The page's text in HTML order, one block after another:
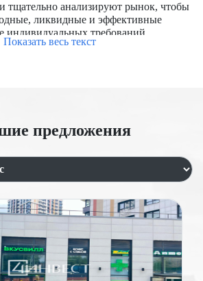
тщательно анализируют рынок, чтобы
ликвидные и эффективные
индивидуальных требований
и продать помещения для бизнеса и
помещений с
недвижимости в аренду является
Этот вид деятельности
так как не у каждого арендатора есть
приобрести помещение под бизнес. В
бизнес развит особенно хорошо,
обычно стоят дороже, чем в
Показать весь текст
предложения